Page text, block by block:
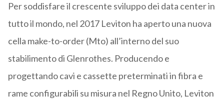
Per soddisfare il crescente sviluppo dei data center in
tutto il mondo, nel 2017 Leviton ha aperto una nuova
cella make-to-order (Mto) all’interno del suo
stabilimento di Glenrothes. Producendo e
progettando cavi e cassette preterminati in fibra e
rame configurabili su misura nel Regno Unito, Leviton